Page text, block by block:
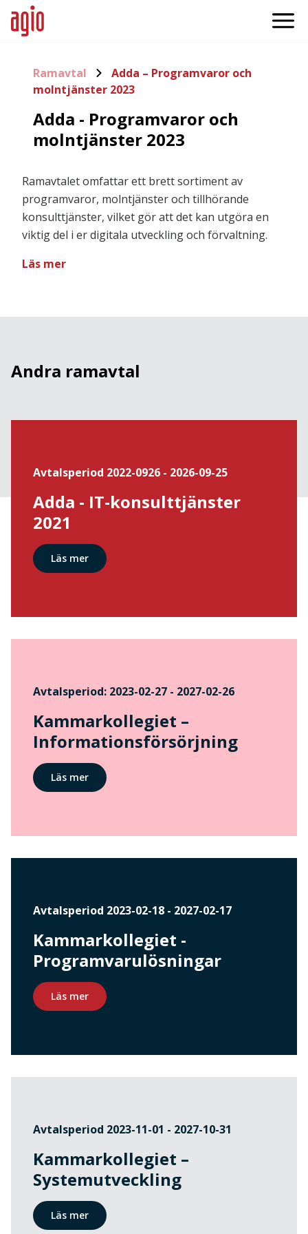
Ramavtal
Adda – Programvaror och
molntjänster 2023
Adda - Programvaror och
molntjänster 2023
Ramavtalet omfattar ett brett sortiment av
programvaror, molntjänster och tillhörande
konsulttjänster, vilket gör att det kan utgöra en
viktig del i er digitala utveckling och förvaltning.
Läs mer
Andra ramavtal
Avtalsperiod 2022-0926 - 2026-09-25
Adda - IT-konsulttjänster
2021
Läs mer
Avtalsperiod: 2023-02-27 - 2027-02-26
Kammarkollegiet –
Informationsförsörjning
Läs mer
Avtalsperiod 2023-02-18 - 2027-02-17
Kammarkollegiet -
Programvarulösningar
Läs mer
Avtalsperiod 2023-11-01 - 2027-10-31
Kammarkollegiet –
Systemutveckling
Läs mer